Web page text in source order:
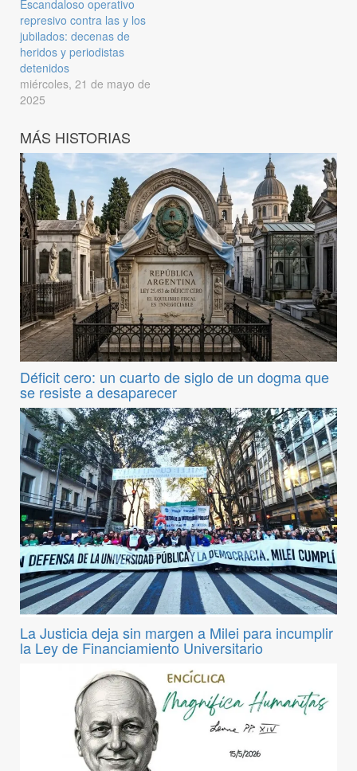
Escandaloso operativo
represivo contra las y los
jubilados: decenas de
heridos y periodistas
detenidos
miércoles, 21 de mayo de
2025
MÁS HISTORIAS
Déficit cero: un cuarto de siglo de un dogma que
se resiste a desaparecer
La Justicia deja sin margen a Milei para incumplir
la Ley de Financiamiento Universitario